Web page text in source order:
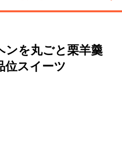
ンを丸ごと栗羊羹
位スイーツ